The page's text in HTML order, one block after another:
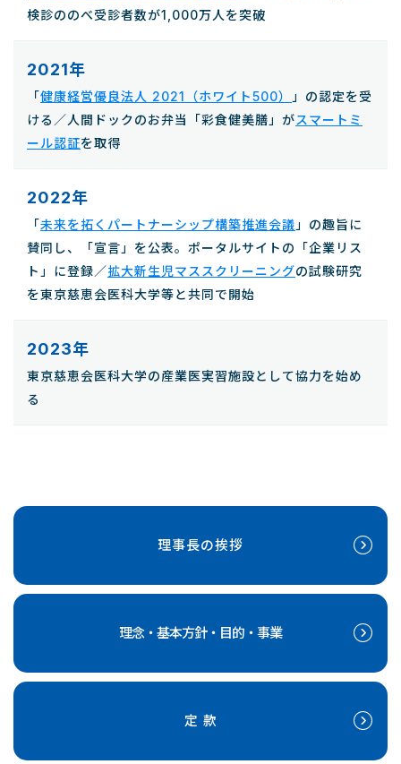
検診ののべ受診者数が1,000万人を突破
2021年
「健康経営優良法人 2021（ホワイト500）
」の認定を受
ける／人間ドックのお弁当「彩食健美膳」がスマートミ
ール認証を取得
2022年
「未来を拓くパートナーシップ構築推進会議 」の趣旨に
賛同し、「宣言」を公表。ポータルサイトの「企業リス
ト」に登録／拡大新生児マススクリーニングの試験研究
を東京慈恵会医科大学等と共同で開始
2023年
東京慈恵会医科大学の産業医実習施設として協力を始め
る
理事長の挨拶
理念・基本方針・目的・事業
定 款